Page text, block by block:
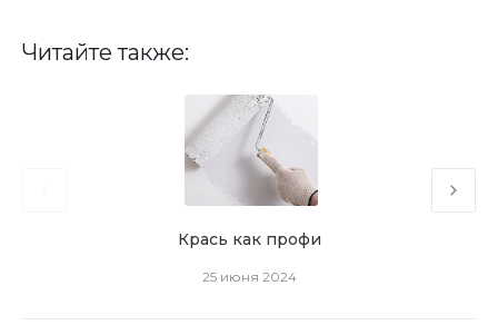
Читайте также:
Крась как профи
25 июня 2024